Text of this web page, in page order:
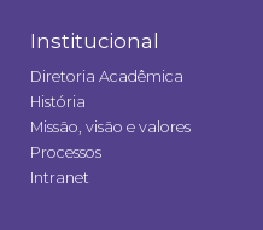
Institucional
Diretoria Acadêmica
História
Missão, visão e valores
Processos
Intranet